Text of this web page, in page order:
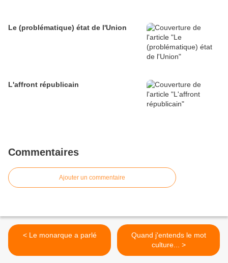
Le (problématique) état de l'Union
L'affront républicain
Commentaires
Ajouter un commentaire
< Le monarque a parlé
Quand j'entends le mot
culture... >